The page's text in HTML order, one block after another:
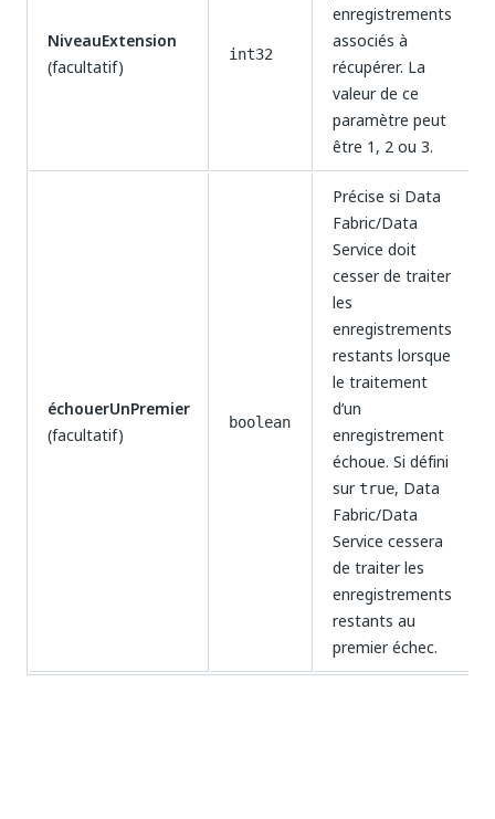
NiveauExtension
(facultatif)
int32
enregistrements
associés à
récupérer. La
valeur de ce
paramètre peut
être 1, 2 ou 3.
échouerUnPremier
(facultatif)
boolean
Précise si Data
Fabric/Data
Service doit
cesser de traiter
les
enregistrements
restants lorsque
le traitement
d’un
enregistrement
échoue. Si défini
surtrue, Data
Fabric/Data
Service cessera
de traiter les
enregistrements
restants au
premier échec.